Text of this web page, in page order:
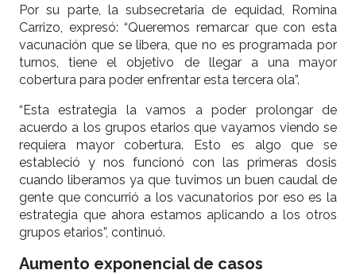
Por su parte, la subsecretaria de equidad, Romina
Carrizo, expresó: “Queremos remarcar que con esta
vacunación que se libera, que no es programada por
turnos, tiene el objetivo de llegar a una mayor
cobertura para poder enfrentar esta tercera ola”.
“Esta estrategia la vamos a poder prolongar de
acuerdo a los grupos etarios que vayamos viendo se
requiera mayor cobertura. Esto es algo que se
estableció y nos funcionó con las primeras dosis
cuando liberamos ya que tuvimos un buen caudal de
gente que concurrió a los vacunatorios por eso es la
estrategia que ahora estamos aplicando a los otros
grupos etarios”, continuó.
Aumento exponencial de casos